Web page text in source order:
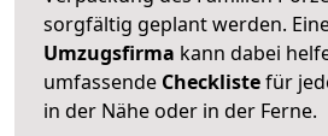
sorgfältig geplant werden.
Umzugsfirma kann dabei
umfassende Checklistefür
in der Nähe oder in der Ferne.